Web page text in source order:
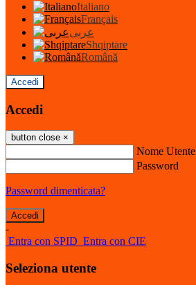
Italiano
Français
عربى
Shqiptare
Română
Accedi
Accedi
button close ×
Nome Utente
Password
Password dimenticata?
-
Entra con SPID Entra con CIE
Seleziona utente